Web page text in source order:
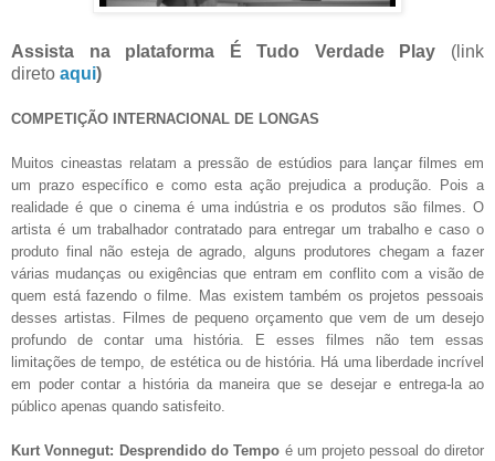
Assista na plataforma É Tudo Verdade Play (link
direto aqui)
COMPETIÇÃO INTERNACIONAL DE LONGAS
Muitos cineastas relatam a pressão de estúdios para lançar filmes em
um prazo específico e como esta ação prejudica a produção. Pois a
realidade é que o cinema é uma indústria e os produtos são filmes. O
artista é um trabalhador contratado para entregar um trabalho e caso o
produto final não esteja de agrado, alguns produtores chegam a fazer
várias mudanças ou exigências que entram em conflito com a visão de
quem está fazendo o filme. Mas existem também os projetos pessoais
desses artistas. Filmes de pequeno orçamento que vem de um desejo
profundo de contar uma história. E esses filmes não tem essas
limitações de tempo, de estética ou de história. Há uma liberdade incrível
em poder contar a história da maneira que se desejar e entrega-la ao
público apenas quando satisfeito.
Kurt Vonnegut: Desprendido do Tempo é um projeto pessoal do diretor